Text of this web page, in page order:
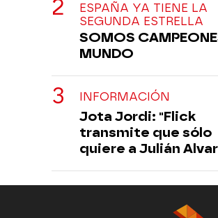
ESPAÑA YA TIENE LA
SEGUNDA ESTRELLA
SOMOS
MUNDO
INFORMACIÓN
Jota Jordi: "Flick
transmite que sólo
quiere a Julián